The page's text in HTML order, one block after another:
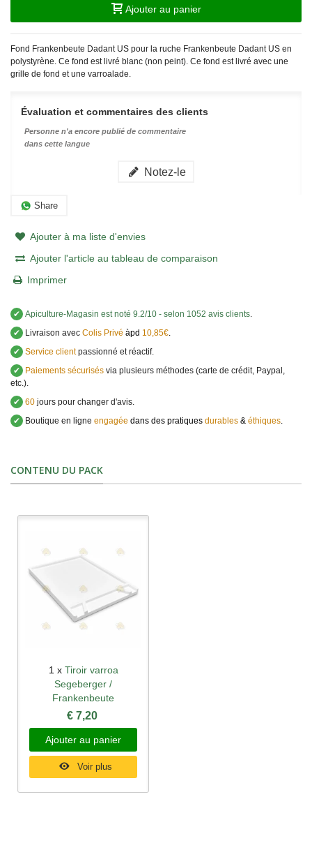
Ajouter au panier
Fond Frankenbeute Dadant US pour la ruche Frankenbeute Dadant US en
polystyrène. Ce fond est livré blanc (non peint). Ce fond est livré avec une
grille de fond et une varroalade.
Évaluation et commentaires des clients
Personne n'a encore publié de commentaire
dans cette langue
Notez-le
Share
Ajouter à ma liste d'envies
Ajouter l'article au tableau de comparaison
Imprimer
✔ Apiculture-Magasin est noté 9.2/10 - selon 1052 avis clients.
✔
Livraison avec Colis Privé àpd 10,85€.
✔ Service clientpassionné et réactif.
✔
Paiements sécurisés via plusieurs méthodes (carte de crédit, Paypal,
etc.).
✔ 60 jours pour changer d'avis.
✔
Boutique en ligne engagée dans des pratiques durables & éthiques.
CONTENU DU PACK
1 x Tiroir varroa
Segeberger /
Frankenbeute
€ 7,20
Ajouter au panier
Voir plus